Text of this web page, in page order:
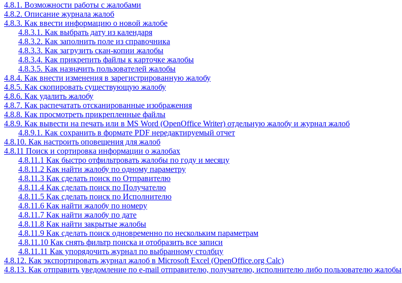
4.8.1. Возможности работы с жалобами
4.8.2. Описание журнала жалоб
4.8.3. Как ввести информацию о новой жалобе
4.8.3.1. Как выбрать дату из календаря
4.8.3.2. Как заполнить поле из справочника
4.8.3.3. Как загрузить скан-копии жалобы
4.8.3.4. Как прикрепить файлы к карточке жалобы
4.8.3.5. Как назначить пользователей жалобы
4.8.4. Как внести изменения в зарегистрированную жалобу
4.8.5. Как скопировать существующую жалобу
4.8.6. Как удалить жалобу
4.8.7. Как распечатать отсканированные изображения
4.8.8. Как просмотреть прикрепленные файлы
4.8.9. Как вывести на печать или в MS Word (OpenOffice Writer) отдельную жалобу и журнал жалоб
4.8.9.1. Как сохранить в формате PDF нередактируемый отчет
4.8.10. Как настроить оповещения для жалоб
4.8.11 Поиск и сортировка информации о жалобах
4.8.11.1 Как быстро отфильтровать жалобы по году и месяцу
4.8.11.2 Как найти жалобу по одному параметру
4.8.11.3 Как сделать поиск по Отправителю
4.8.11.4 Как сделать поиск по Получателю
4.8.11.5 Как сделать поиск по Исполнителю
4.8.11.6 Как найти жалобу по номеру
4.8.11.7 Как найти жалобу по дате
4.8.11.8 Как найти закрытые жалобы
4.8.11.9 Как сделать поиск одновременно по нескольким параметрам
4.8.11.10 Как снять фильтр поиска и отобразить все записи
4.8.11.11 Как упорядочить журнал по выбранному столбцу
4.8.12. Как экспортировать журнал жалоб в Microsoft Excel (OpenOffice.org Calc)
4.8.13. Как отправить уведомление по e-mail отправителю, получателю, исполнителю либо пользователю жалобы